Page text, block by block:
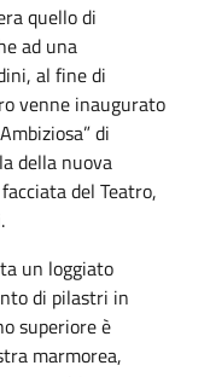
quello di
ad una
al fine di
venne inaugurato
di
della nuova
del Teatro,
un loggiato
di pilastri in
superiore è
marmorea,